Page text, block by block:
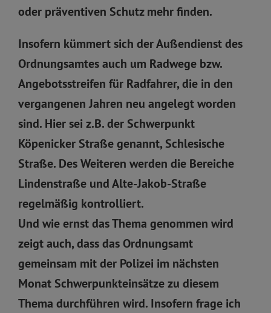
oder präventiven Schutz mehr finden.
Insofern kümmert sich der Außendienst des
Ordnungsamtes auch um Radwege bzw.
Angebotsstreifen für Radfahrer, die in den
vergangenen Jahren neu angelegt worden
sind. Hier sei z.B. der Schwerpunkt
Köpenicker Straße genannt, Schlesische
Straße. Des Weiteren werden die Bereiche
Lindenstraße und Alte-Jakob-Straße
regelmäßig kontrolliert.
Und wie ernst das Thema genommen wird
zeigt auch, dass das Ordnungsamt
gemeinsam mit der Polizei im nächsten
Monat Schwerpunkteinsätze zu diesem
Thema durchführen wird. Insofern frage ich